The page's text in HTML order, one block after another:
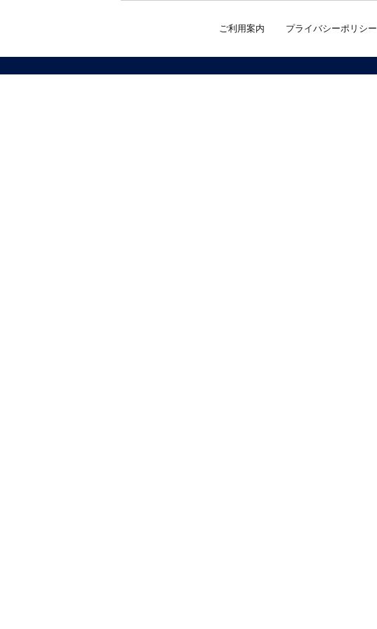
ご利用案内 プライバシーポリシー